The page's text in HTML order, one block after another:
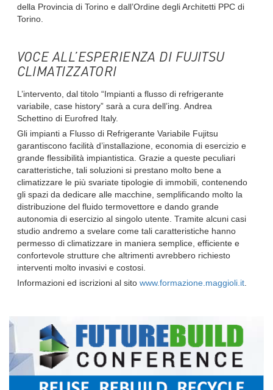
della Provincia di Torino e dall’Ordine degli Architetti PPC di
Torino.
VOCE ALL’ESPERIENZA DI FUJITSU
CLIMATIZZATORI
L’intervento, dal titolo “Impianti a flusso di refrigerante
variabile, case history” sarà a cura dell’ing. Andrea
Schettino diEurofred Italy.
Gli impianti a Flusso di Refrigerante Variabile Fujitsu
garantiscono facilità d’installazione, economia di esercizio e
grande flessibilità impiantistica. Graziea queste peculiari
caratteristiche, tali soluzioni si prestano molto bene a
climatizzare le più svariate tipologie di immobili, contenendo
gli spazi da dedicare alle macchine, semplificando molto la
distribuzione del fluido termovettore e dando grande
autonomia di esercizio al singolo utente. Tramite alcuni casi
studio andremo a svelare come tali caratteristiche hanno
permesso di climatizzare in maniera semplice, efficiente e
confortevole strutture che altrimenti avrebbero richiesto
interventi molto invasivi e costosi.
Informazioni ed iscrizioni al sito www.formazione.maggioli.it.